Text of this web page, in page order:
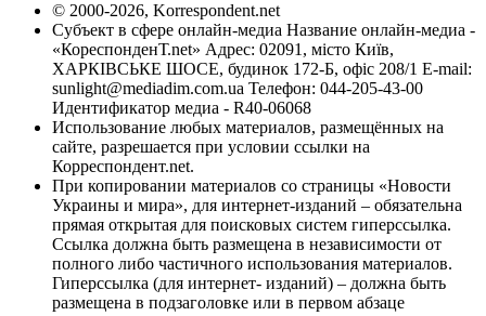
© 2000-2026, Korrespondent.net
Субъект в сфере онлайн-медиа Название онлайн-медиа -
«КореспонденТ.net» Адрес: 02091, місто Київ,
ХАРКІВСЬКЕ ШОСЕ, будинок 172-Б, офіс 208/1 E-mail:
sunlight@mediadim.com.ua Телефон: 044-205-43-00
Идентификатор медиа - R40-06068
Использование любых материалов, размещённых на
сайте, разрешается при условии ссылки на
Корреспондент.net.
При копировании материалов со страницы «Новости
Украины и мира», для интернет-изданий – обязательна
прямая открытая для поисковых систем гиперссылка.
Ссылка должна быть размещена в независимости от
полного либо частичного использования материалов.
Гиперссылка (для интернет- изданий) – должна быть
размещена в подзаголовке или в первом абзаце